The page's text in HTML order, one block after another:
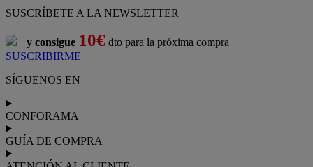
SUSCRÍBETE A LA NEWSLETTER
y consigue 10€ dto para la próxima compra
SUSCRIBIRME
SÍGUENOS EN
CONFORAMA
GUÍA DE COMPRA